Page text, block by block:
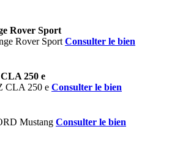
Rover Sport
Consulter le bien
250 e
Consulter le bien
Consulter le bien